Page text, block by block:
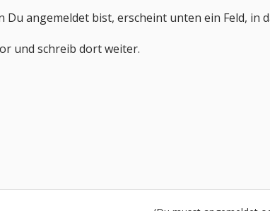
Du angemeldet bist, erscheint unten ein Feld, in
und schreib dort weiter.